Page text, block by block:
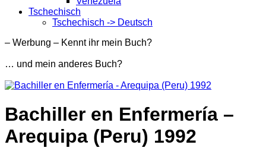
Tschechisch
Tschechisch -> Deutsch
– Werbung – Kennt ihr mein Buch?
… und mein anderes Buch?
Bachiller en Enfermería –
Arequipa (Peru) 1992